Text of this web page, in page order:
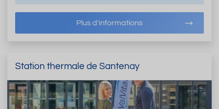
Plus d'informations
Station thermale de Santenay